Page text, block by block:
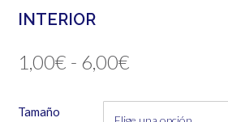
INTERIOR
1,00€ - 6,00€
Tamaño